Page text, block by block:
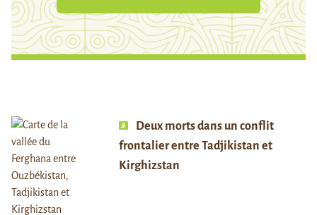
Deux morts dans un conflit
frontalier entre Tadjikistan et
Kirghizstan